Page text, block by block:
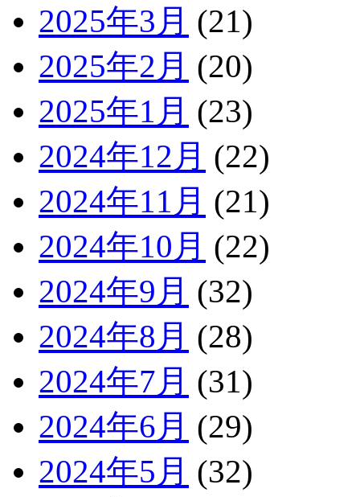
2025年3月 (21)
2025年2月 (20)
2025年1月 (23)
2024年12月 (22)
2024年11月 (21)
2024年10月 (22)
2024年9月 (32)
2024年8月 (28)
2024年7月 (31)
2024年6月 (29)
2024年5月 (32)